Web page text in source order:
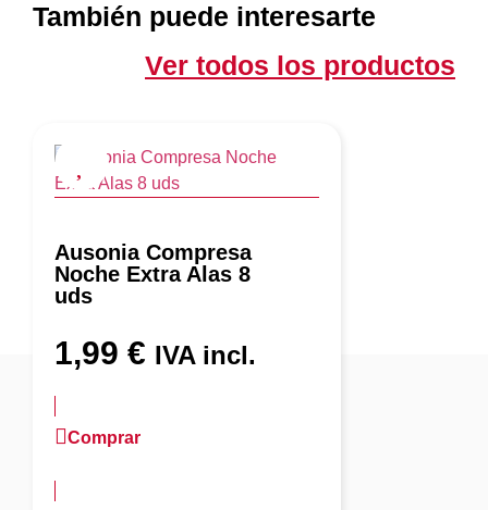
También puede interesarte
Ver todos los productos
Ausonia Compresa
Noche Extra Alas 8
uds
1,99 € IVA incl.
Comprar